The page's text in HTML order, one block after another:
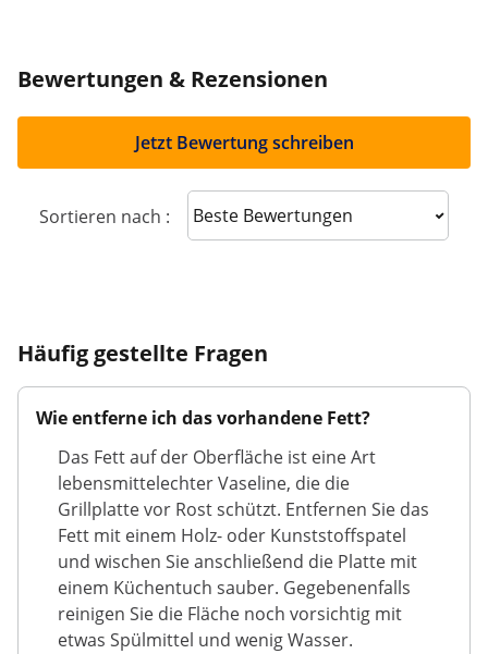
Bewertungen & Rezensionen
Jetzt Bewertung schreiben
Sortieren nach : Sort reviews
Häufig gestellte Fragen
Wie entferne ich das vorhandene Fett?
Das Fett auf der Oberfläche ist eine Art
lebensmittelechter Vaseline, die die
Grillplatte vor Rost schützt. Entfernen Sie das
Fett mit einem Holz- oder Kunststoffspatel
und wischen Sie anschließend die Platte mit
einem Küchentuch sauber. Gegebenenfalls
reinigen Sie die Fläche noch vorsichtig mit
etwas Spülmittel und wenig Wasser.